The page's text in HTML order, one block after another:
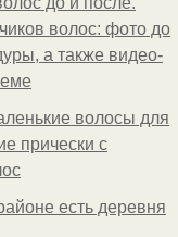
волос: фото до
а также видео-
волосы для
прически с
есть деревня